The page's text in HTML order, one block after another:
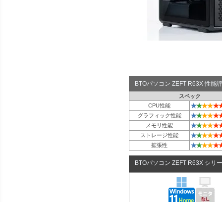
BTOパソコン ZEFT R63X 性能
スペック
CPU性能
★★★★★
グラフィック性能 ★★★★★
メモリ性能 ★★★★★
ストレージ性能 ★★★★★
拡張性 ★★★★★
BTOパソコン ZEFT R63X シリ